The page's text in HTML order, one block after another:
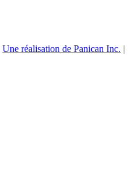
Une réalisation de Panican Inc. |